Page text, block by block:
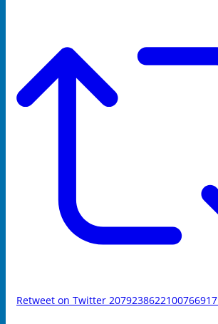
Retweet on Twitter 2079238622100766917